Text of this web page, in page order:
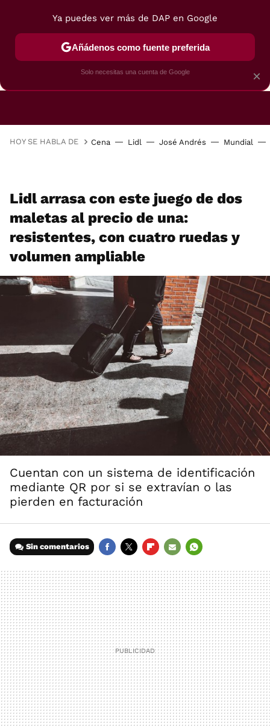
FREIDORAS DE AIRE GUÍAS DE
HOY SE HABLA DE Cena Lidl José Andrés Mundial
Lidl arrasa con este juego de dos
maletas al precio de una:
resistentes, con cuatro ruedas y
volumen ampliable
Cuentan con un sistema de identificación
mediante QR por si se extravían o las
pierden en facturación
Sin comentarios
MAIL
×
Ya puedes ver más de DAP en Google
Añádenos como fuente preferida
Solo necesitas una cuenta de Google